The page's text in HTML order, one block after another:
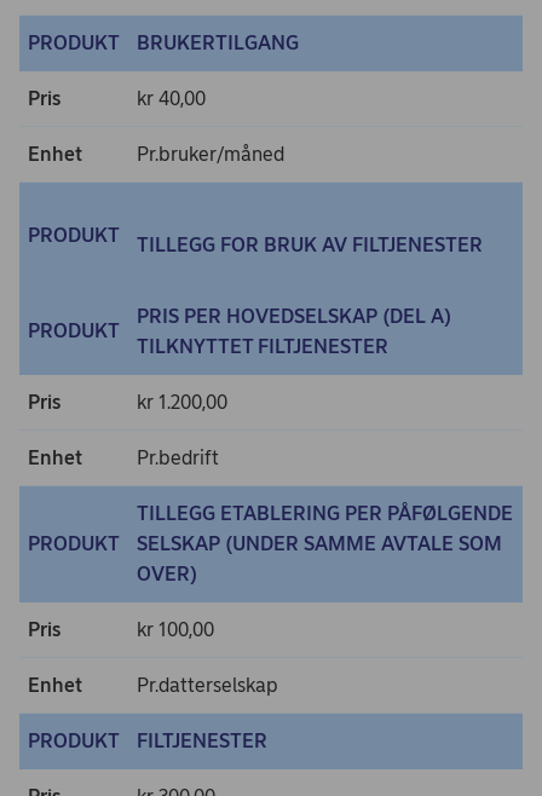
PRODUKT BRUKERTILGANG
Pris kr 40,00
Enhet Pr.bruker/måned
PRODUKT TILLEGG FOR BRUK AV FILTJENESTER
PRODUKT
PRIS PER HOVEDSELSKAP (DEL A)
TILKNYTTET FILTJENESTER
Pris kr 1.200,00
Enhet Pr.bedrift
PRODUKT
TILLEGG ETABLERING PER PÅFØLGENDE
SELSKAP (UNDER SAMME AVTALE SOM
OVER)
Pris kr 100,00
Enhet Pr.datterselskap
PRODUKT FILTJENESTER